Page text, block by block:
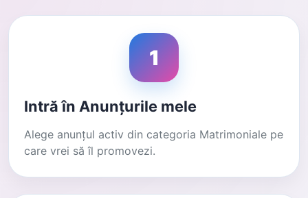
1
Intră în Anunțurile mele
Alege anunțul activ din categoria Matrimoniale pe
care vrei să îl promovezi.